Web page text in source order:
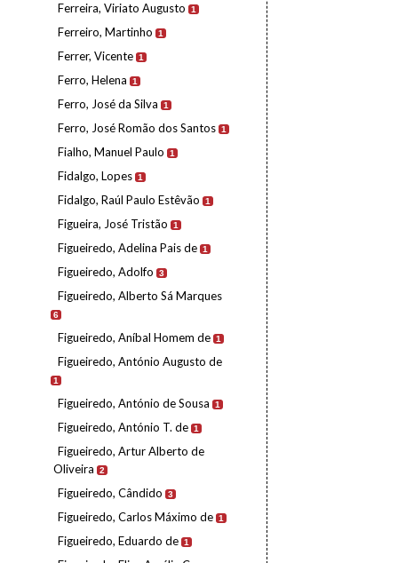
Ferreira, Viriato Augusto 1
Ferreiro, Martinho 1
Ferrer, Vicente 1
Ferro, Helena 1
Ferro, José da Silva 1
Ferro, José Romão dos Santos 1
Fialho, Manuel Paulo 1
Fidalgo, Lopes 1
Fidalgo, Raúl Paulo Estêvão 1
Figueira, José Tristão 1
Figueiredo, Adelina Pais de 1
Figueiredo, Adolfo 3
Figueiredo, Alberto Sá Marques
6
Figueiredo, Aníbal Homem de 1
Figueiredo, António Augusto de
1
Figueiredo, António de Sousa 1
Figueiredo, António T. de 1
Figueiredo, Artur Alberto de
Oliveira
2
Figueiredo, Cândido 3
Figueiredo, Carlos Máximo de 1
Figueiredo, Eduardo de 1